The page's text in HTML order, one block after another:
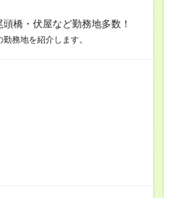
橋・伏屋など勤務地多数！
務地を紹介します。